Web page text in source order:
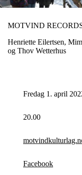
MOTVIND
Henriette Eilertsen,
og Thov Wetterhus
Fredag 1. april
20.00
Facebook